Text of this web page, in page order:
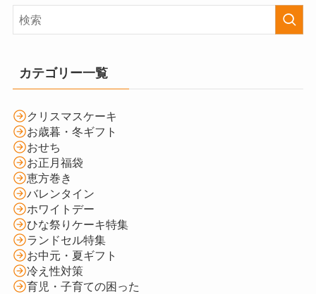
カテゴリー一覧
クリスマスケーキ
お歳暮・冬ギフト
おせち
お正月福袋
恵方巻き
バレンタイン
ホワイトデー
ひな祭りケーキ特集
ランドセル特集
お中元・夏ギフト
冷え性対策
育児・子育ての困った